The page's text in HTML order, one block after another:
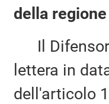
della
Il
lettera in
dell'articolo